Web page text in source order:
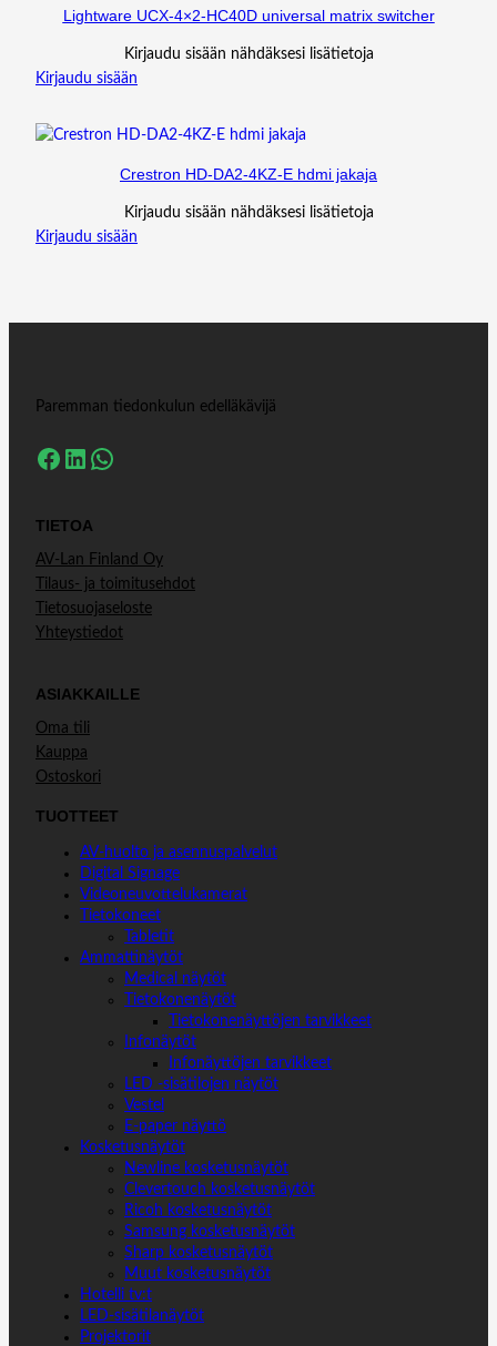
Lightware UCX-4×2-HC40D universal matrix switcher
Kirjaudu sisään nähdäksesi lisätietoja
Kirjaudu sisään
Crestron HD-DA2-4KZ-E hdmi jakaja
Kirjaudu sisään nähdäksesi lisätietoja
Kirjaudu sisään
Paremman tiedonkulun edelläkävijä
Facebook LinkedIn WhatsApp
TIETOA
AV-Lan Finland Oy
Tilaus- ja toimitusehdot
Tietosuojaseloste
Yhteystiedot
ASIAKKAILLE
Oma tili
Kauppa
Ostoskori
TUOTTEET
AV-huolto ja asennuspalvelut
Digital Signage
Videoneuvottelukamerat
Tietokoneet
Tabletit
Ammattinäytöt
Medical näytöt
Tietokonenäytöt
Tietokonenäyttöjen tarvikkeet
Infonäytöt
Infonäyttöjen tarvikkeet
LED -sisätilojen näytöt
Vestel
E-paper näyttö
Kosketusnäytöt
Newline kosketusnäytöt
Clevertouch kosketusnäytöt
Ricoh kosketusnäytöt
Samsung kosketusnäytöt
Sharp kosketusnäytöt
Muut kosketusnäytöt
Hotelli tv:t
LED-sisätilanäytöt
Projektorit